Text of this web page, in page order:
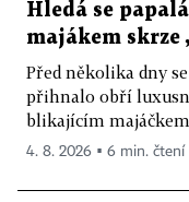
Hledá se
majákem skrze
Před několika dny
přihnalo obří
blikajícím
4. 8. 2026 ▪ 6 min. čtení